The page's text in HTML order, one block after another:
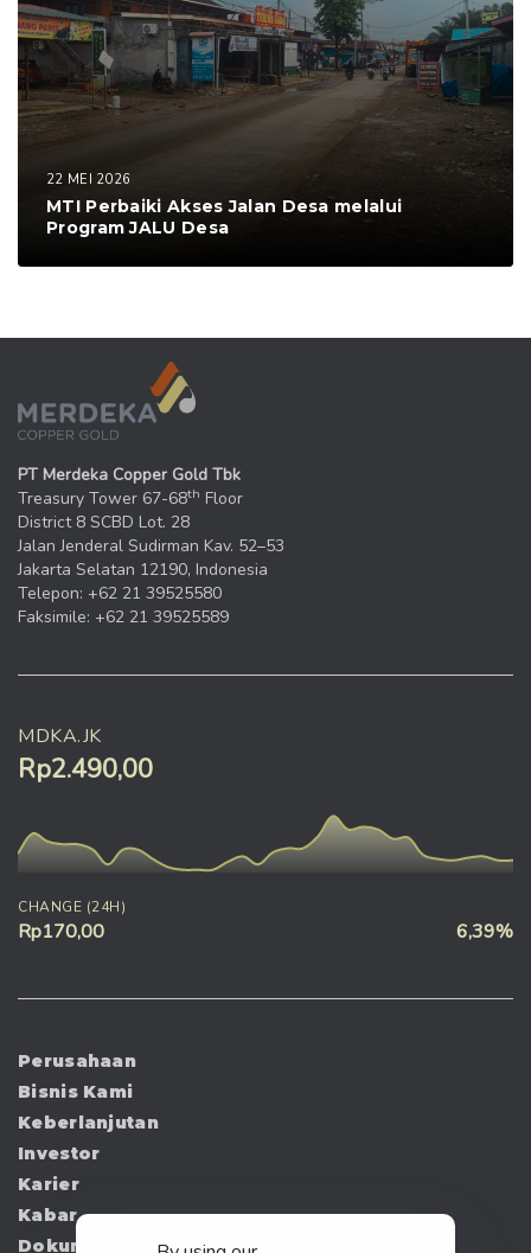
22 MEI 2026
MTI Perbaiki Akses Jalan Desa melalui
Program JALU Desa
PT Merdeka Copper Gold Tbk
Treasury Tower 67-68th Floor
District 8 SCBD Lot. 28
Jalan Jenderal Sudirman Kav. 52–53
Jakarta Selatan 12190, Indonesia
Telepon: +62 21 39525580
Faksimile: +62 21 39525589
MDKA.JK
Rp2.490,00
CHANGE (24H)
Rp170,00 6,39%
Perusahaan
Bisnis Kami
Keberlanjutan
Investor
Karier
Kabar
Dokumen